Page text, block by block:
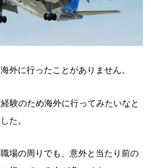
外に行ったことがありません。
験のため海外に行ってみたいなと
た。
場の周りでも、意外と当たり前の